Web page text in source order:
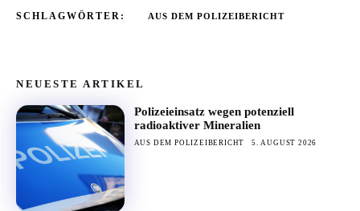
SCHLAGWÖRTER: AUS DEM POLIZEIBERICHT
NEUESTE ARTIKEL
Polizeieinsatz wegen potenziell
radioaktiver Mineralien
AUS DEM POLIZEIBERICHT 5. AUGUST 2026